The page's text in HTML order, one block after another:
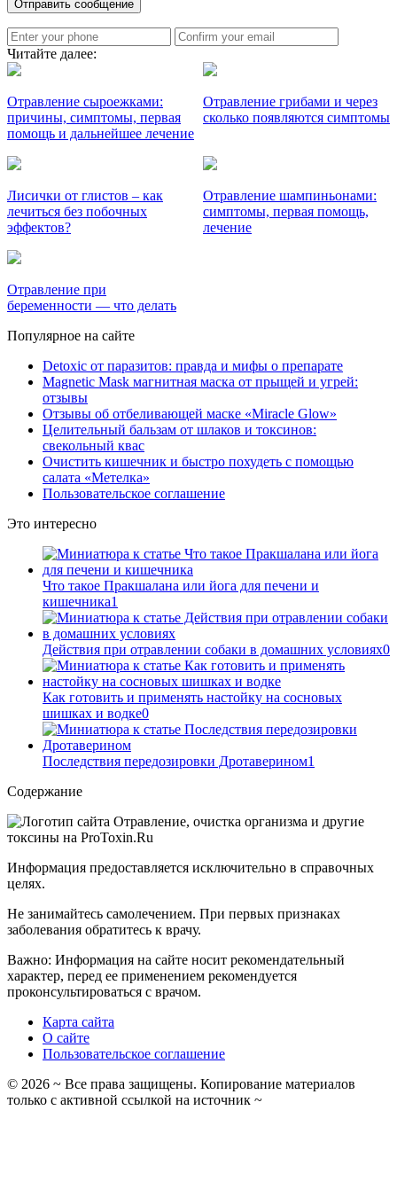
Читайте далее:
Отравление сыроежками:
причины, симптомы, первая
помощь и дальнейшее лечение
Отравление грибами и через
сколько появляются симптомы
Лисички от глистов – как
лечиться без побочных
эффектов?
Отравление шампиньонами:
симптомы, первая помощь,
лечение
Отравление при
беременности — что делать
Популярное на сайте
Detoxic от паразитов: правда и мифы о препарате
Magnetic Mask магнитная маска от прыщей и угрей:
отзывы
Отзывы об отбеливающей маске «Miracle Glow»
Целительный бальзам от шлаков и токсинов:
свекольный квас
Очистить кишечник и быстро похудеть с помощью
салата «Метелка»
Пользовательское соглашение
Это интересно
Что такое Пракшалана или йога для печени и
кишечника1
Действия при отравлении собаки в домашних условиях0
Как готовить и применять настойку на сосновых
шишках и водке0
Последствия передозировки Дротаверином1
Содержание
Информация предоставляется исключительно в справочных
целях.
Не занимайтесь самолечением. При первых признаках
заболевания обратитесь к врачу.
Важно: Информация на сайте носит рекомендательный
характер, перед ее применением рекомендуется
проконсультироваться с врачом.
Карта сайта
О сайте
Пользовательское соглашение
© 2026 ~ Все права защищены. Копирование материалов
только с активной ссылкой на источник ~